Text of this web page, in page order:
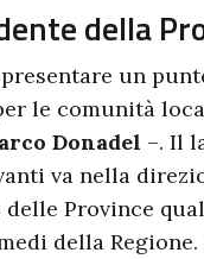
della
un
le comunità
Donadel –. Il
va nella
Province
della Regione.